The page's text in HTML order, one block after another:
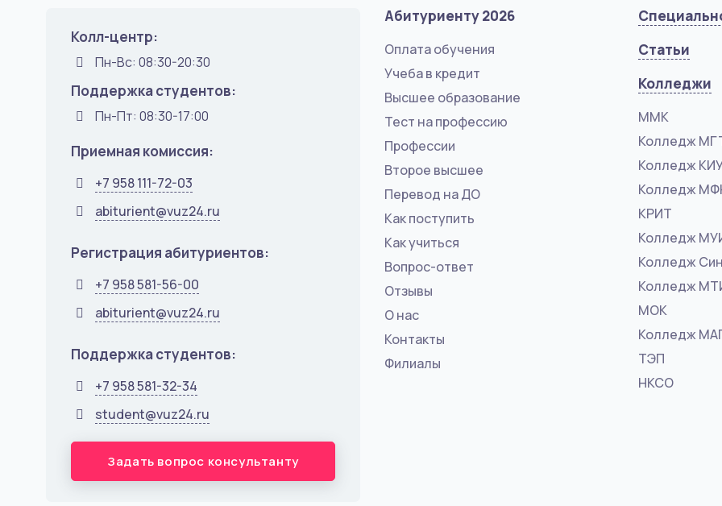
Колл-центр:
Пн-Вс: 08:30-20:30
Поддержка студентов:
Пн-Пт: 08:30-17:00
Приемная комиссия:
+7 958 111-72-03
abiturient@vuz24.ru
Регистрация абитуриентов:
+7 958 581-56-00
abiturient@vuz24.ru
Поддержка студентов:
+7 958 581-32-34
student@vuz24.ru
Задать вопрос консультанту
Абитуриенту 2026
Оплата обучения
Учеба в кредит
Высшее образование
Тест на профессию
Профессии
Второе высшее
Перевод на ДО
Как поступить
Как учиться
Вопрос-ответ
Отзывы
О нас
Контакты
Филиалы
Статьи
Колледжи
ММК
Колледж
Колледж
Колледж
КРИТ
Колледж
Колледж
Колледж
МОК
Колледж
ТЭП
НКСО